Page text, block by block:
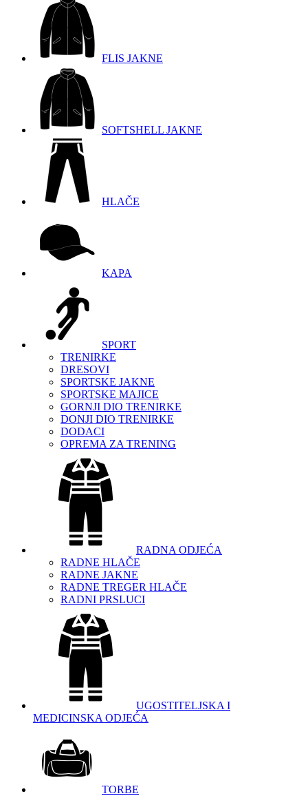
FLIS JAKNE
SOFTSHELL JAKNE
HLAČE
KAPA
SPORT
TRENIRKE
DRESOVI
SPORTSKE JAKNE
SPORTSKE MAJICE
GORNJI DIO TRENIRKE
DONJI DIO TRENIRKE
DODACI
OPREMA ZA TRENING
RADNA ODJEĆA
RADNE HLAČE
RADNE JAKNE
RADNE TREGER HLAČE
RADNI PRSLUCI
UGOSTITELJSKA I
MEDICINSKA ODJEĆA
TORBE